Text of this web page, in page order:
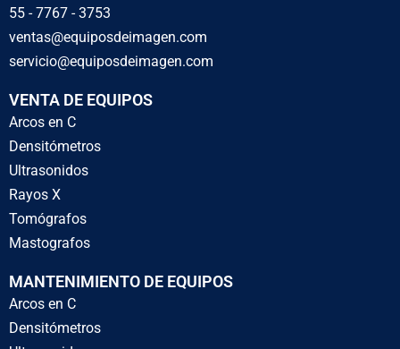
55 - 7767 - 3753
ventas@equiposdeimagen.com
servicio@equiposdeimagen.com
VENTA DE EQUIPOS
Arcos en C
Densitómetros
Ultrasonidos
Rayos X
Tomógrafos
Mastografos
MANTENIMIENTO DE EQUIPOS
Arcos en C
Densitómetros